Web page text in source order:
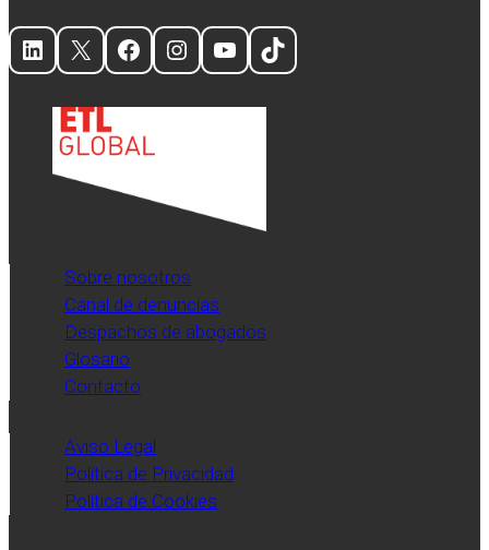
LinkedIn
X Facebook
Instagram
YouTube
TikTok
Sobre nosotros
Canal de denuncias
Despachos de abogados
Glosario
Contacto
Aviso Legal
Política de Privacidad
Política de Cookies